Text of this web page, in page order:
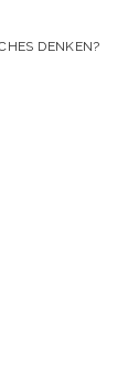
DENKEN?